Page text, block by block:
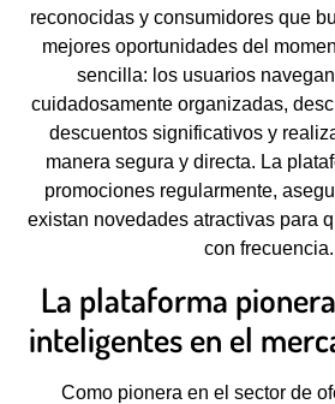
reconocidas y consumidores que
mejores oportunidades del
sencilla: los usuarios
cuidadosamente organizadas,
descuentos significativos y
manera segura y directa. La
promociones regularmente,
existan novedades atractivas para
con frecuencia.
La plataforma
inteligentes en el
Como pionera en el sector de